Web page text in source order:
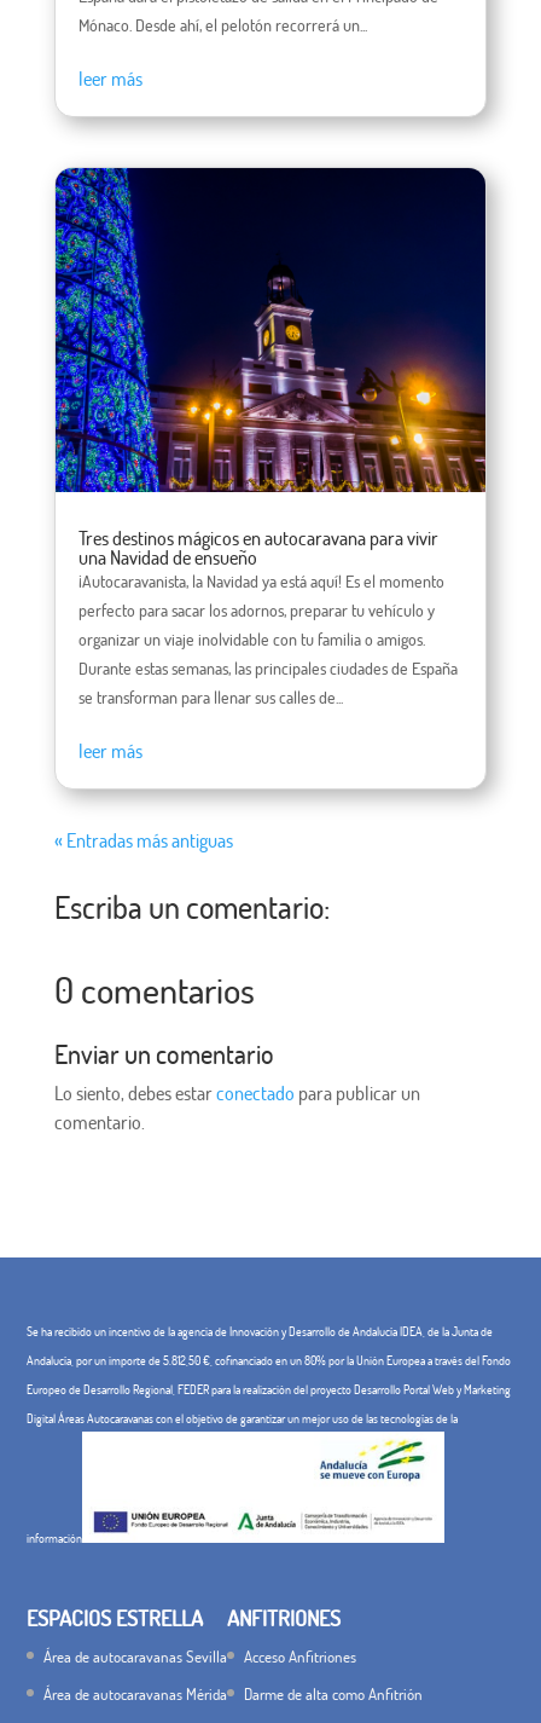
Mónaco. Desde ahí, el pelotón recorrerá un...
leer más
Tres destinos mágicos en autocaravana para vivir
una Navidad de ensueño
¡Autocaravanista, la Navidad ya está aquí! Es el momento
perfecto para sacar los adornos, preparar tu vehículo y
organizar un viaje inolvidable con tu familia o amigos.
Durante estas semanas, las principales ciudades de España
se transforman para llenar sus calles de...
leer más
« Entradas más antiguas
Escriba un comentario:
0 comentarios
Enviar un comentario
Lo siento, debes estarconectado para publicar un
comentario.
Se ha recibido un incentivo de la agencia de Innovación y Desarrollo de Andalucía IDEA, de la Junta de
Andalucía, por un importe de 5.812,50 €, cofinanciado en un 80% por la Unión Europea a través del Fondo
Europeo de Desarrollo Regional, FEDER para la realización del proyecto Desarrollo Portal Web y Marketing
Digital Áreas Autocaravanas con el objetivo de garantizar un mejor uso de las tecnologías de la
información
ESPACIOS ESTRELLA
Área de autocaravanas Sevilla
Área de autocaravanas Mérida
ANFITRIONES
Acceso Anfitriones
Darme de alta como Anfitrión